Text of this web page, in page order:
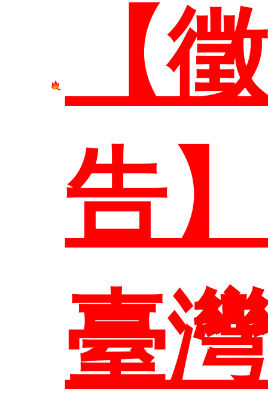
本
介
系
研
【
告
臺